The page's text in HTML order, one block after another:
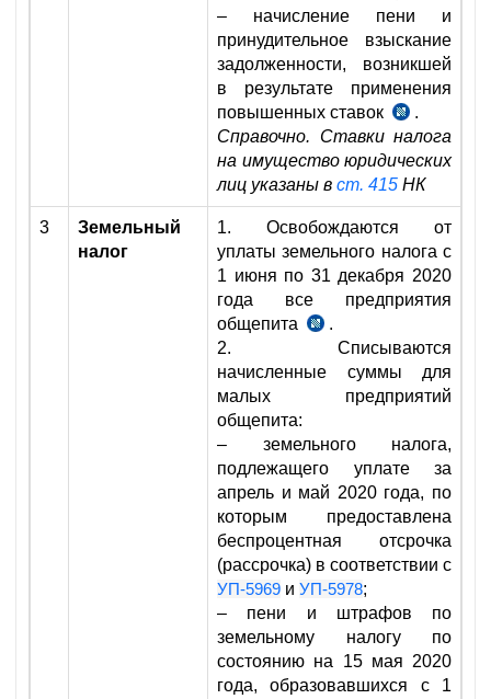
– начисление пени и
принудительное взыскание
задолженности, возникшей
в результате применения
повышенных ставок
п.
4
УП-5978
от
3.04.2020
г.
.
Справочно. Ставки налога
на имущество юридических
лиц указаны в ст. 415 НК
3
Земельный
налог
1. Освобождаются от
уплаты земельного налога с
1 июня по 31 декабря 2020
года все предприятия
общепита
п.
УП-6029
г.
.
2. Списываются
начисленные суммы для
малых предприятий
общепита:
– земельного налога,
подлежащего уплате за
апрель и май 2020 года, по
которым предоставлена
беспроцентная отсрочка
(рассрочка) в соответствии с
УП-5969 и УП-5978;
– пени и штрафов по
земельному налогу по
состоянию на 15 мая 2020
года, образовавшихся с 1